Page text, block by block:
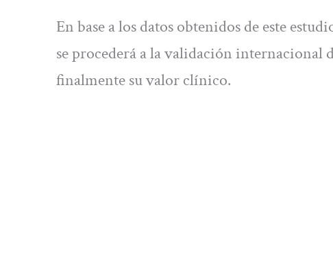
En base a los datos obtenidos de este
se procederá a la validación internacional
finalmente su valor clínico.